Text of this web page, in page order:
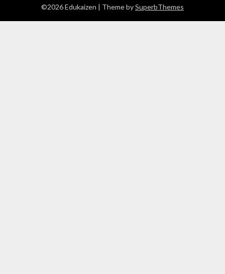
©2026 Edukaizen | Theme bySuperbThemes